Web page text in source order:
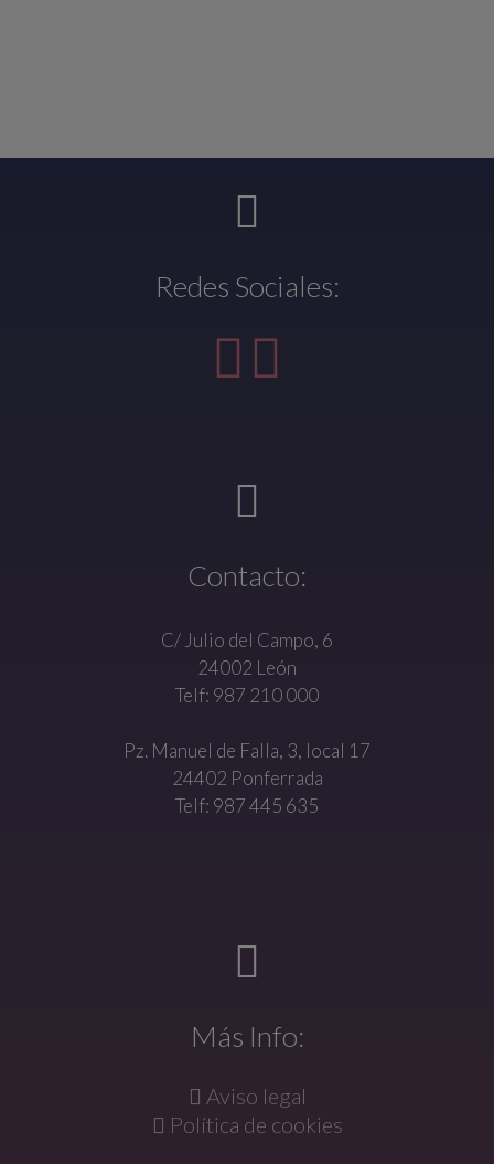
Redes Sociales:
Contacto:
C/ Julio del Campo, 6
24002 León
Telf: 987 210 000
Pz. Manuel de Falla, 3, local 17
24402 Ponferrada
Telf: 987 445 635
Más Info:
Aviso legal
Política de cookies